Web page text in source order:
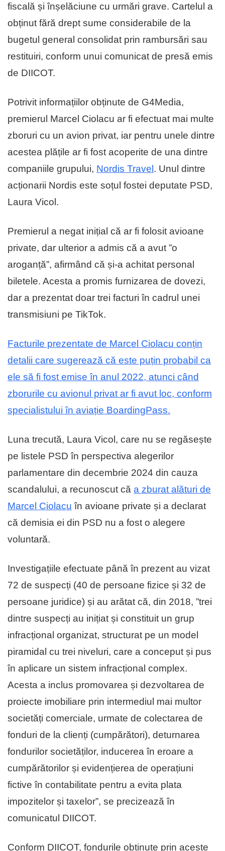
fiscală și înșelăciune cu urmări grave. Cartelul a
obținut fără drept sume considerabile de la
bugetul general consolidat prin rambursări sau
restituiri, conform unui comunicat de presă emis
de DIICOT.
Potrivit informațiilor obținute de G4Media,
premierul Marcel Ciolacu ar fi efectuat mai multe
zboruri cu un avion privat, iar pentru unele dintre
acestea plățile ar fi fost acoperite de una dintre
companiile grupului, Nordis Travel. Unul dintre
acționarii Nordis este soțul fostei deputate PSD,
Laura Vicol.
Premierul a negat inițial că ar fi folosit avioane
private, dar ulterior a admis că a avut ”o
aroganță”, afirmând că și-a achitat personal
biletele. Acesta a promis furnizarea de dovezi,
dar a prezentat doar trei facturi în cadrul unei
transmisiuni pe TikTok.
Facturile prezentate de Marcel Ciolacu conțin
detalii care sugerează că este puțin probabil ca
ele să fi fost emise în anul 2022, atunci când
zborurile cu avionul privat ar fi avut loc, conform
specialistului în aviație BoardingPass.
Luna trecută, Laura Vicol, care nu se regăsește
pe listele PSD în perspectiva alegerilor
parlamentare din decembrie 2024 din cauza
scandalului, a recunoscut că a zburat alături de
Marcel Ciolacu în avioane private și a declarat
că demisia ei din PSD nu a fost o alegere
voluntară.
Investigațiile efectuate până în prezent au vizat
72 de suspecți (40 de persoane fizice și 32 de
persoane juridice) și au arătat că, din 2018, ”trei
dintre suspecți au inițiat și constituit un grup
infracțional organizat, structurat pe un model
piramidal cu trei niveluri, care a conceput și pus
în aplicare un sistem infracțional complex.
Acesta a inclus promovarea și dezvoltarea de
proiecte imobiliare prin intermediul mai multor
societăți comerciale, urmate de colectarea de
fonduri de la clienți (cumpărători), deturnarea
fondurilor societăților, inducerea în eroare a
cumpărătorilor și evidențierea de operațiuni
fictive în contabilitate pentru a evita plata
impozitelor și taxelor”, se precizează în
comunicatul DIICOT.
Conform DIICOT, fondurile obținute prin aceste